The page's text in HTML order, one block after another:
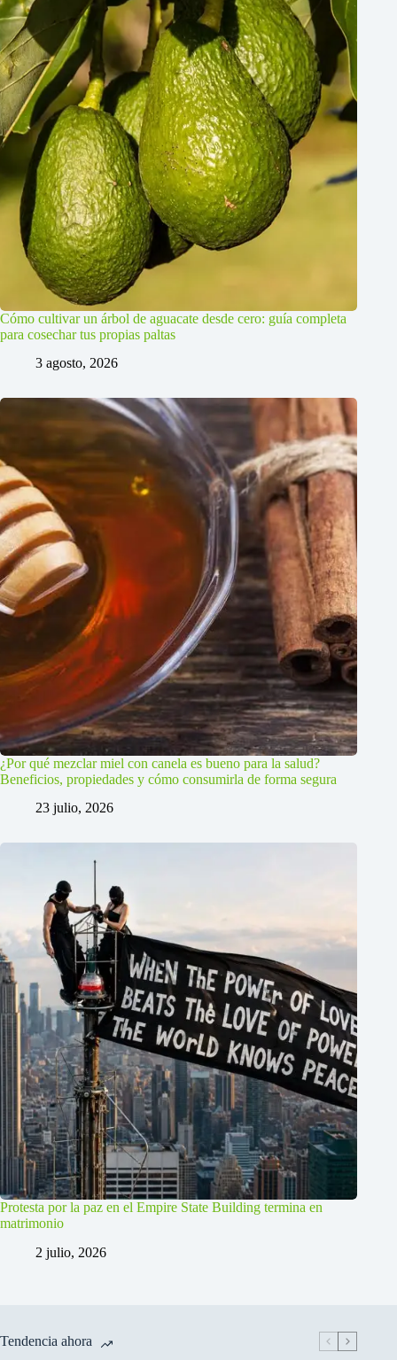
Cómo cultivar un árbol de aguacate desde cero: guía completa
para cosechar tus propias paltas
3 agosto, 2026
¿Por qué mezclar miel con canela es bueno para la salud?
Beneficios, propiedades y cómo consumirla de forma segura
23 julio, 2026
Protesta por la paz en el Empire State Building termina en
matrimonio
2 julio, 2026
Tendencia ahora